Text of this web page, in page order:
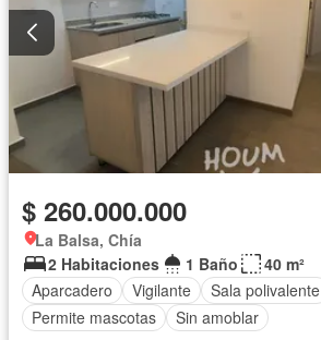
$ 260.000.000
La Balsa, Chía
2 Habitaciones
1 Baño
40 m²
Aparcadero
Vigilante Sala polivalente
Permite mascotas
Sin amoblar